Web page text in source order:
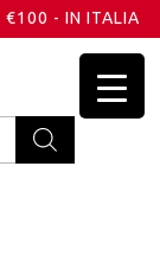
€100 - IN ITALIA